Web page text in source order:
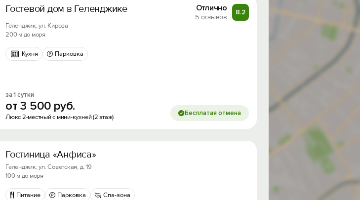
Гостевой дом в Геленджике Отлично
5 отзывов
8.2
Геленджик, ул. Кирова
200 м до моря
Кухня Парковка
за 1 сутки
от3 500 руб.
Люкс 2-местный с мини-кухней (2 этаж) Бесплатая отмена
Гостиница «Анфиса»
Геленджик, ул. Советская, д. 19
100 м до моря
Питание Парковка Спа-зона